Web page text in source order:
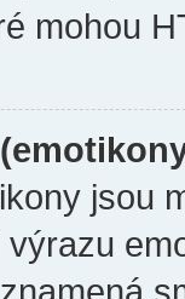
mohou
jsou